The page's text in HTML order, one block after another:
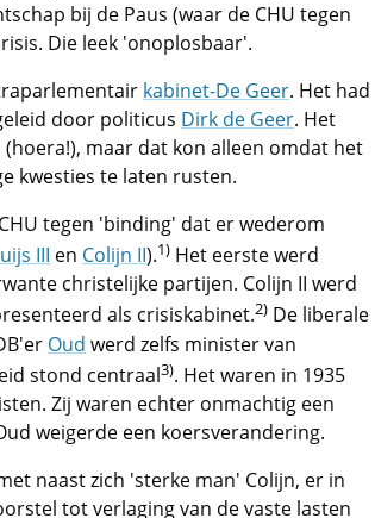
bij de Paus (waar de CHU tegen
Die leek 'onoplosbaar'.
kabinet-De Geer. Het had
door politicus Dirk de Geer. Het
maar dat kon alleen omdat het
kwesties te laten rusten.
tegen 'binding' dat er wederom
III en Colijn II).1) Het eerste werd
christelijke partijen. Colijn II werd
als crisiskabinet.2) De liberale
Oud werd zelfs minister van
stond centraal3). Het waren in 1935
Zij waren echter onmachtig een
weigerde een koersverandering.
naast zich 'sterke man' Colijn, er in
tot verlaging van de vaste lasten